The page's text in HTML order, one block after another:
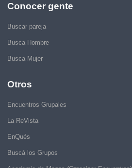
Conocer gente
Buscar pareja
Busca Hombre
Busca Mujer
Otros
Encuentros Grupales
La ReVista
EnQués
Buscá los Grupos